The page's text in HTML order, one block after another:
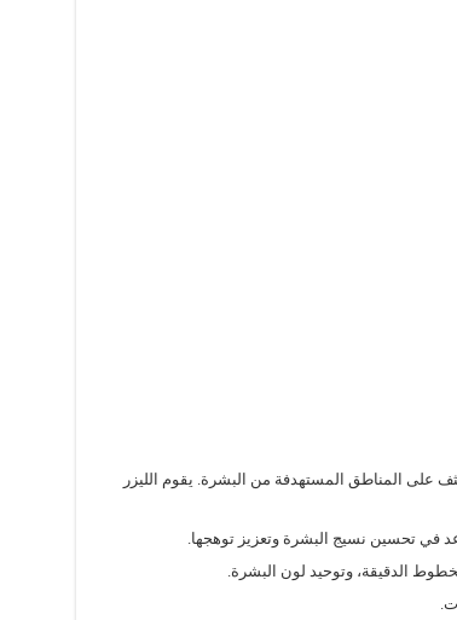
على المناطق المستهدفة من البشرة. يقوم الليزر
في تحسين نسيج البشرة وتعزيز توهجها.
الدقيقة، وتوحيد لون البشرة.